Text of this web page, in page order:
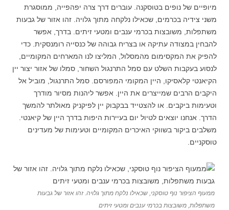
מיופיים של נופים בטוסקנה. עוברים דרך צרה יפהפייה, ממוסגרת
משני צידיה בכרמים, שכאילו נלקחה מתוך גלויה. זהו אזור של גבעות
משתפלות, משובצות בכרמי ענבים ומטעי זיתים. בדרך, אפשר
להבחין במצודה עתיקה או בצריח גבוהה של כנסייה רומנסקית. כדי
להפיק את המקסימום מהמסלול, המליצו לנו המארחים המקומיים,
לנסוע בעקבות השלט עם סמל התרנגול השחור, סמלו של אזור יצור יין
הקיאנטי קלאסיקו, היין המקומי המפורסם. סמל התרנגול, מוביל אל
היקבים הרבים שמייצרים את היין. אפשר ליהנות מסיור מודרך
וטעימות ביקבים. או להצטייד בבקבוק יין לפיקניק מאולתר להמשך
הדרך. אנחנו יוצאים לטיול יום בעיירות היפות בדרך היין של קיאנטי.
משלבים ביקור בשווקי האיכרים המקומיים וטעימות של מעדינים
טוסקניים.
ממעוף הציפור נוף טוסקני, שכאילו נלקח מתוך גלויה. זהו אזור של גבעות
משתפלות, משובצות בכרמי ענבים ומטעי זיתים